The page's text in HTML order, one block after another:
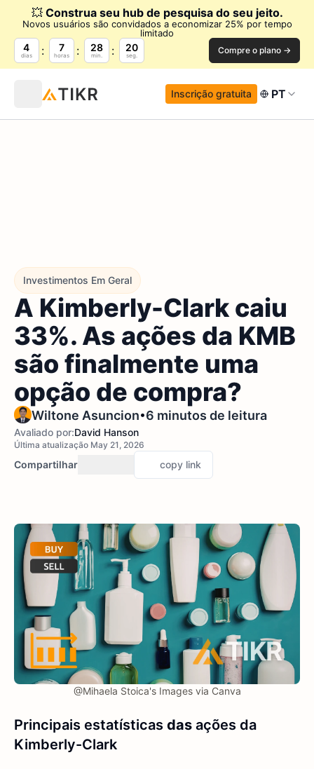
💥 Construa seu hub de pesquisa do seu jeito.
Novos usuários são convidados a economizar 25% por tempo
limitado
4
dias
7
horas
28
min.
19
seg. Compre o plano →
Inscrição gratuita PT
Investimentos Em Geral
A Kimberly-Clark caiu
33%. As ações da KMB
são finalmente uma
opção de compra?
Wiltone Asuncion•6 minutos de leitura
Avaliado por:David Hanson
Última atualização May 21, 2026
Compartilhar copy link
@Mihaela Stoica's Images via Canva
Principais estatísticas das ações da
Kimberly-Clark